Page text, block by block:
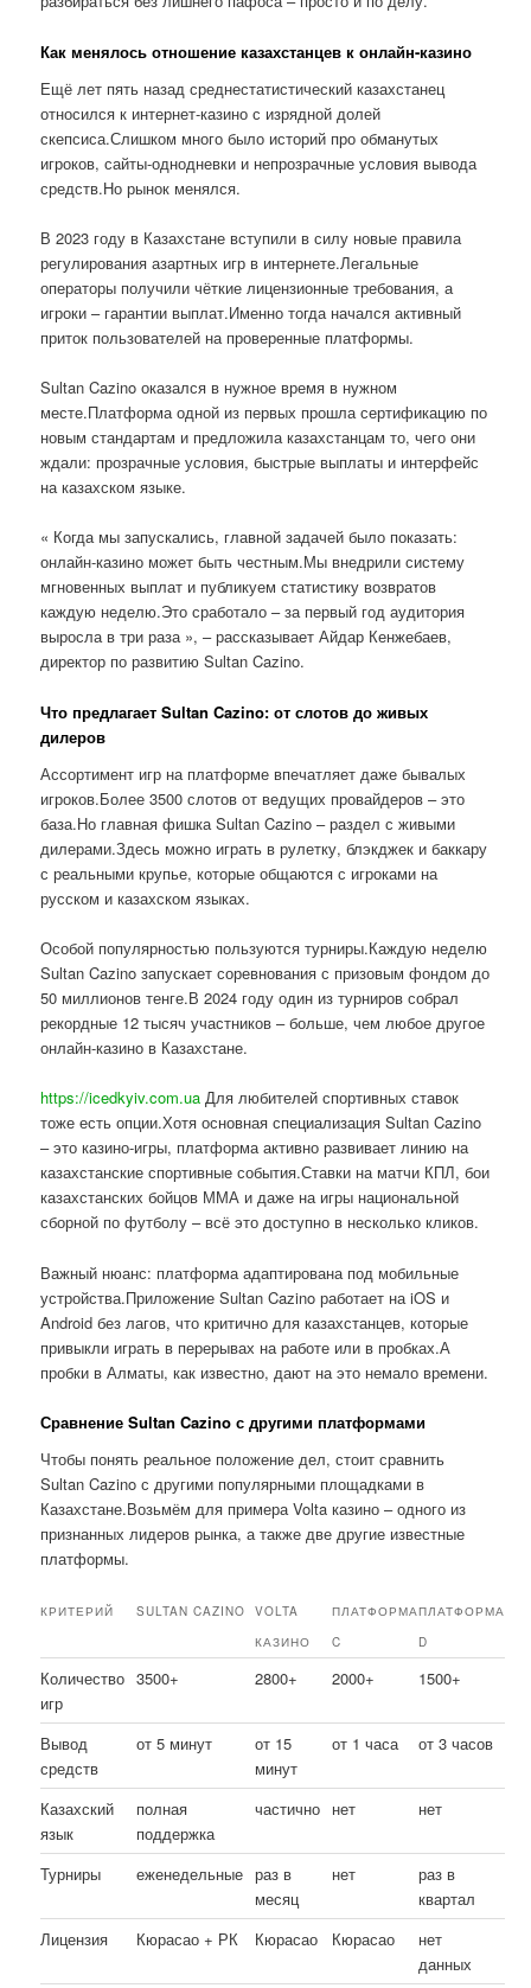
Как менялось отношение казахстанцев к онлайн-казино
Ещё лет пять назад среднестатистический казахстанец
относился к интернет-казино с изрядной долей
скепсиса.Слишком много было историй про обманутых
игроков, сайты-однодневки и непрозрачные условия вывода
средств.Но рынок менялся.
В 2023 году в Казахстане вступили в силу новые правила
регулирования азартных игр в интернете.Легальные
операторы получили чёткие лицензионные требования, а
игроки – гарантии выплат.Именно тогда начался активный
приток пользователей на проверенные платформы.
Sultan Cazino оказался в нужное время в нужном
месте.Платформа одной из первых прошла сертификацию по
новым стандартам и предложила казахстанцам то, чего они
ждали: прозрачные условия, быстрые выплаты и интерфейс
на казахском языке.
« Когда мы запускались, главной задачей было показать:
онлайн-казино может быть честным.Мы внедрили систему
мгновенных выплат и публикуем статистику возвратов
каждую неделю.Это сработало – за первый год аудитория
выросла в три раза », – рассказывает Айдар Кенжебаев,
директор по развитию Sultan Cazino.
Что предлагает Sultan Cazino: от слотов до живых
дилеров
Ассортимент игр на платформе впечатляет даже бывалых
игроков.Более 3500 слотов от ведущих провайдеров – это
база.Но главная фишка Sultan Cazino – раздел с живыми
дилерами.Здесь можно играть в рулетку, блэкджек и баккару
с реальными крупье, которые общаются с игроками на
русском и казахском языках.
Особой популярностью пользуются турниры.Каждую неделю
Sultan Cazino запускает соревнования с призовым фондом до
50 миллионов тенге.В 2024 году один из турниров собрал
рекордные 12 тысяч участников – больше, чем любое другое
онлайн-казино в Казахстане.
https://icedkyiv.com.ua Для любителей спортивных ставок
тоже есть опции.Хотя основная специализация Sultan Cazino
– это казино-игры, платформа активно развивает линию на
казахстанские спортивные события.Ставки на матчи КПЛ, бои
казахстанских бойцов ММА и даже на игры национальной
сборной по футболу – всё это доступно в несколько кликов.
Важный нюанс: платформа адаптирована под мобильные
устройства.Приложение Sultan Cazino работает на iOS и
Android без лагов, что критично для казахстанцев, которые
привыкли играть в перерывах на работе или в пробках.А
пробки в Алматы, как известно, дают на это немало времени.
Сравнение Sultan Cazino с другими платформами
Чтобы понять реальное положение дел, стоит сравнить
Sultan Cazino с другими популярными площадками в
Казахстане.Возьмём для примера Volta казино – одного из
признанных лидеров рынка, а также две другие известные
платформы.
КРИТЕРИЙ SULTAN CAZINO
VOLTA
КАЗИНО
ПЛАТФОРМА
C
ПЛАТФОРМА
D
Количество
игр
3500+ 2800+ 2000+ 1500+
Вывод
средств
от 5 минут
от 15
минут
от 1 часа от 3 часов
Казахский
язык
полная
поддержка
частично нет нет
Турниры еженедельные раз в
месяц
нет
раз в
квартал
Лицензия
Кюрасао + РК Кюрасао Кюрасао
нет
данных